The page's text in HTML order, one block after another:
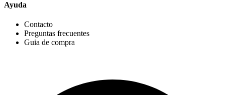
Ayuda
Contacto
Preguntas frecuentes
Guia de compra